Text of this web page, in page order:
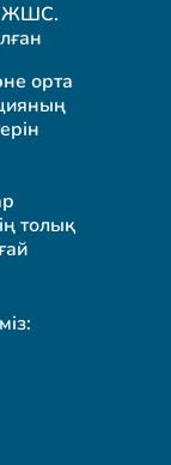
ЖШС.
орта
толық